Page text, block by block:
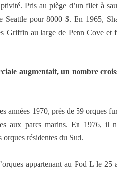
Pris au piège d’un filet à
Seattle pour 8000 $. En 1965,
Griffin au large de Penn Cove et
augmentait, un nombre
années 1970, près de 59 orques
aux parcs marins. En 1976, il
résidentes du Sud.
appartenant au Pod L le 25